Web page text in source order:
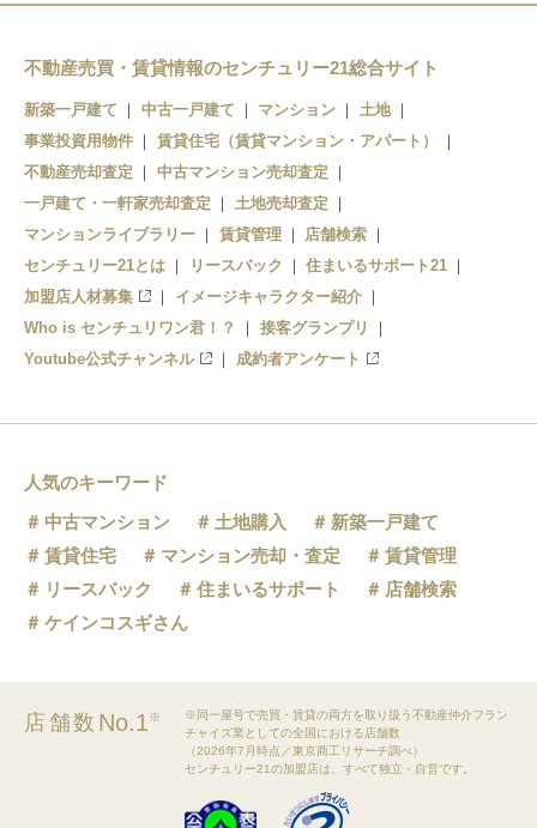
舞子公園駅
西舞子駅
不動産売買・賃貸情報のセンチュリー21総合サイト
新築一戸建て 中古一戸建て マンション
土地
事業投資用物件
賃貸住宅（賃貸マンション・アパート）
不動産売却査定
中古マンション売却査定
一戸建て・一軒家売却査定
土地売却査定
マンションライブラリー
賃貸管理
店舗検索
センチュリー21とは
リースバック
住まいるサポート21
加盟店人材募集
イメージキャラクター紹介
Who is センチュリワン君！？
接客グランプリ
Youtube公式チャンネル
成約者アンケート
人気のキーワード
中古マンション
土地購入
新築一戸建て
賃貸住宅
マンション売却・査定
賃貸管理
リースバック
住まいるサポート
店舗検索
ケインコスギさん
店舗数 No.1※
※同一屋号で売買・賃貸の両方を取り扱う不動産仲介フラン
チャイズ業としての全国における店舗数
（2026年7月時点／東京商工リサーチ調べ）
センチュリー21の加盟店は、すべて独立・自営です。